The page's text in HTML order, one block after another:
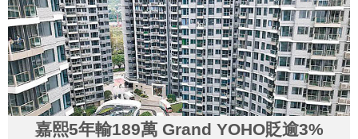
嘉熙5年輸189萬 Grand YOHO貶逾3%